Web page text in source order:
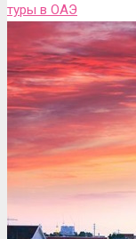
туры в ОАЭ